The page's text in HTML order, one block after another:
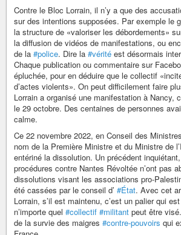
Contre le Bloc Lorrain, il n’y a que des
sur des intentions supposées. Par exemple le
la structure de «valoriser les débordements»
la diffusion de vidéos de manifestations, ou
de la #police. Dire la #vérité est désormais
Chaque publication ou commentaire sur
épluchée, pour en déduire que le collectif
d’actes violents». On peut difficilement faire
Lorrain a organisé une manifestation à Nancy,
le 29 octobre. Des centaines de personnes
calme.
Ce 22 novembre 2022, en Conseil des
nom de la Première Ministre et du Ministre de
entériné la dissolution. Un précédent
procédures contre Nantes Révoltée n’ont pas
dissolutions visant les associations pro-
été cassées par le conseil d’ #État. Avec cet
Lorrain, s’il est maintenu, c’est un palier qui
n’importe quel #collectif #militant peut être
de la survie des maigres #contre-pouvoirs qui